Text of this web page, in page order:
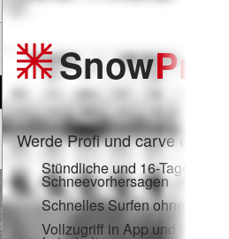
SnowPro
Werde Profi und carve ein:
Stündliche und 16-Tage-
Schneevorhersagen
Schnelles Surfen ohne
Vollzugriff in App und Web